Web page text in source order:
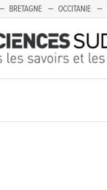
BRETAGNE OCCITANIE